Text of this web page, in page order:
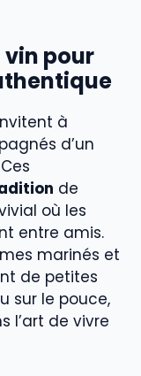
vin pour
à
d’un
de
où les
entre amis.
marinés et
de petites
sur le pouce,
l’art de vivre